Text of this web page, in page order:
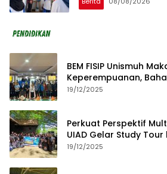
BEM FISIP Unismuh
Keperempuanan,
dan Budaya Lokal
19/12/2025
Perkuat Perspektif
UIAD Gelar Study Tour
19/12/2025